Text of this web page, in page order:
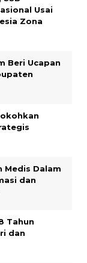
Usai
Zona
Beri Ucapan
Medis Dalam
dan
Tahun
dan